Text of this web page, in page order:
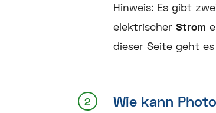
Hinweis: Es gibt
elektrischer Strom
dieser Seite geht
Wie kann